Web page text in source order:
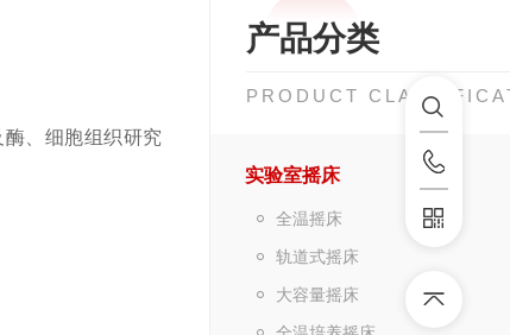
产品分类
PRODUCT
实验室摇床
全温摇床
轨道式摇床
大容量摇床
、细胞组织研究